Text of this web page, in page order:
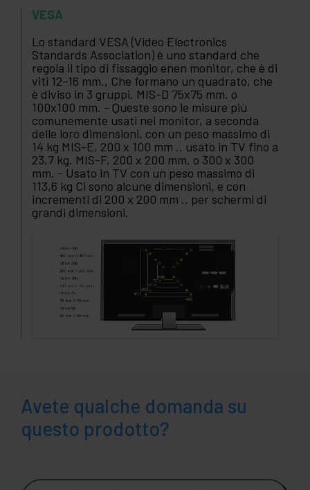
VESA
Lo standard VESA (Video Electronics
Standards Association) è uno standard che
regola il tipo di fissaggio enen monitor, che è di
viti 12-16 mm., Che formano un quadrato, che
è diviso in 3 gruppi. MIS-D 75x75 mm. o
100x100 mm. - Queste sono le misure più
comunemente usati nei monitor, a seconda
delle loro dimensioni, con un peso massimo di
14 kg MIS-E, 200 x 100 mm .. usato in TV fino a
23,7 kg. MIS-F, 200 x 200 mm. o 300 x 300
mm. - Usato in TV con un peso massimo di
113,6 kg Ci sono alcune dimensioni, e con
incrementi di 200 x 200 mm .. per schermi di
grandi dimensioni.
Avete qualche domanda su
questo prodotto?